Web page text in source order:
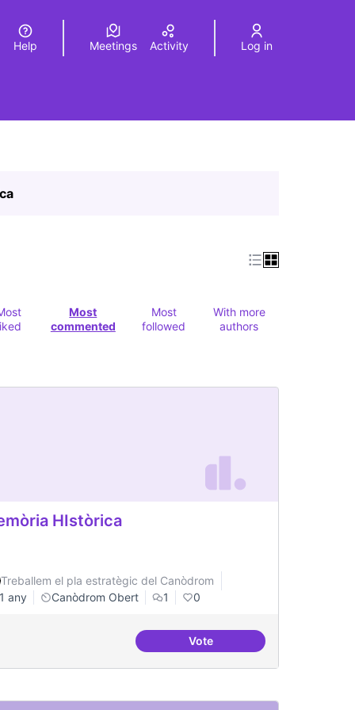
Elegir el idiomaChoose language
Help Meetings Activity Log in
Most
commented
Most
followed
With more
authors
HIstòrica
Treballem el pla estratègic del Canòdrom
1 any
Canòdrom Obert 1 0
VoteMemòria HIstòrica